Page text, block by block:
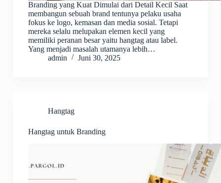
Branding yang Kuat Dimulai dari Detail Kecil Saat
membangun sebuah brand tentunya pelaku usaha
fokus ke logo, kemasan dan media sosial. Tetapi
mereka selalu melupakan elemen kecil yang
memiliki peranan besar yaitu hangtag atau label.
Yang menjadi masalah utamanya lebih…
admin
Juni 30, 2025
Hangtag
Hangtag untuk Branding